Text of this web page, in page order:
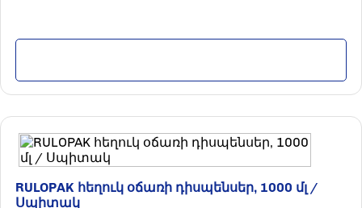
RULOPAK հեղուկ օճառի դիսպենսեր, 1000 մլ /
Սպիտակ